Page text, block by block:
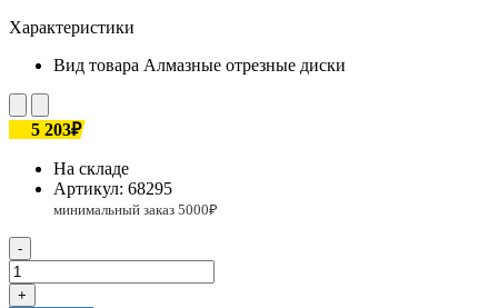
Характеристики
Вид товара Алмазные отрезные диски
5 203₽
На складе
Артикул: 68295
-
+